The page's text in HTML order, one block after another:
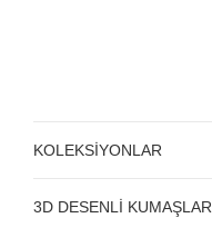
KOLEKSİYONLAR
3D DESENLİ KUMAŞLAR